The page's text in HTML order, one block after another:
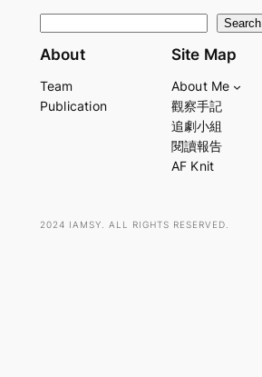
e
r
Search
About
Team
Publication
Site Map
About Me
觀察手記
追劇小組
閱讀報告
AF Knit
2024 IAMSY. ALL RIGHTS RESERVED.